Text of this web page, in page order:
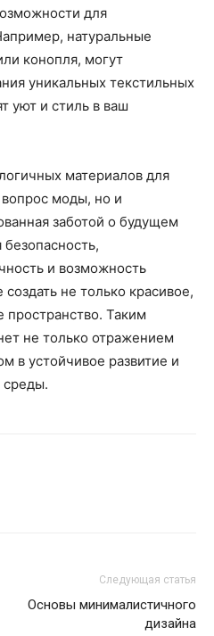
для
натуральные
конопля, могут
уникальных текстильных
уют и стиль в ваш
материалов для
моды, но и
заботой о будущем
и возможность
не только красивое,
пространство. Таким
не только отражением
в устойчивое развитие и
Следующая статья
Основы минималистичного
дизайна